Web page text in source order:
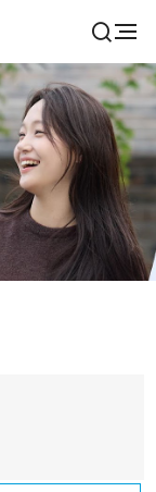
검
열
기
전
체
메
뉴